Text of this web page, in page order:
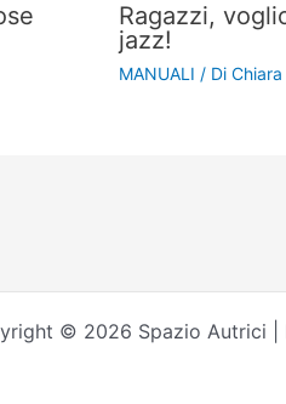
Ragazzi,
jazz!
MANUALI / Di
© 2026 Spazio Autrici |